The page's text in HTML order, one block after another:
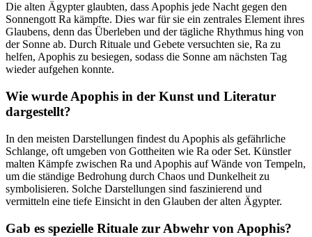
Die alten​ Ägypter glaubten, dass⁢ Apophis jede Nacht gegen den
Sonnengott Ra kämpfte. Dies war für sie ein zentrales ⁤Element ihres
Glaubens, denn ⁤das Überleben ‌und der⁢ tägliche Rhythmus hing von⁤
der ⁣Sonne ab. Durch Rituale und Gebete versuchten sie, Ra zu
helfen, Apophis zu besiegen, sodass die Sonne am nächsten Tag⁤
wieder aufgehen ⁣konnte.
Wie wurde Apophis in der Kunst und Literatur
dargestellt?
In ⁤den meisten‌ Darstellungen findest du Apophis als‌ gefährliche
Schlange, oft umgeben von Gottheiten wie Ra oder Set. Künstler
malten Kämpfe zwischen Ra und Apophis auf Wände von Tempeln,
um die ständige Bedrohung durch‍ Chaos​ und ​Dunkelheit zu
symbolisieren. Solche Darstellungen sind faszinierend und
vermitteln eine tiefe Einsicht⁣ in den Glauben der alten Ägypter.
Gab es spezielle Rituale zur⁤ Abwehr von Apophis?